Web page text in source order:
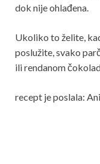
dok nije ohlađena.
Ukoliko to želite,
poslužite, svako
ili rendanom
recept je poslala: